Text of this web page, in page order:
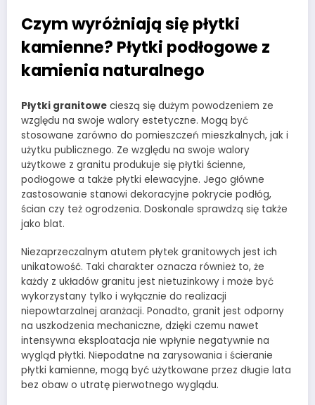
Czym wyróżniają się płytki
kamienne? Płytki podłogowe z
kamienia naturalnego
Płytki granitowe cieszą się dużym powodzeniem ze
względu na swoje walory estetyczne. Mogą być
stosowane zarówno do pomieszczeń mieszkalnych, jak i
użytku publicznego. Ze względu na swoje walory
użytkowe z granitu produkuje się płytki ścienne,
podłogowe a także płytki elewacyjne. Jego główne
zastosowanie stanowi dekoracyjne pokrycie podłóg,
ścian czy też ogrodzenia. Doskonale sprawdzą się także
jako blat.
Niezaprzeczalnym atutem płytek granitowych jest ich
unikatowość. Taki charakter oznacza również to, że
każdy z układów granitu jest nietuzinkowy i może być
wykorzystany tylko i wyłącznie do realizacji
niepowtarzalnej aranżacji. Ponadto, granit jest odporny
na uszkodzenia mechaniczne, dzięki czemu nawet
intensywna eksploatacja nie wpłynie negatywnie na
wygląd płytki. Niepodatne na zarysowania i ścieranie
płytki kamienne, mogą być użytkowane przez długie lata
bez obaw o utratę pierwotnego wyglądu.